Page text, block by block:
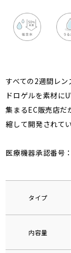
すべての2週間レ
ドロゲルを素材に
集まるEC販売店だ
縮して開発されて
医療機器承認番号
タイプ
内容量